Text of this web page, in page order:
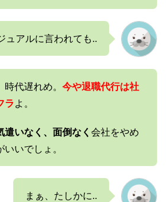
ュアルに言われても..
時代遅れめ。 今や退職代行は社
ラよ。
遣いなく、 面倒なく 会社をやめ
いでしょ。
まぁ、たしかに..